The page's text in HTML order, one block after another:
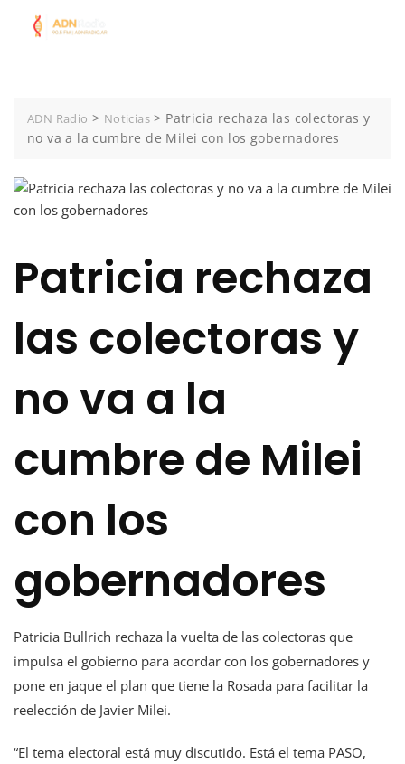
ADN Radio > Noticias > Patricia rechaza las colectoras y
no va a la cumbre de Milei con los gobernadores
Patricia rechaza
las colectoras y
no va a la
cumbre de Milei
con los
gobernadores
Patricia Bullrich rechaza la vuelta de las colectoras que
impulsa el gobierno para acordar con los gobernadores y
pone en jaque el plan que tiene la Rosada para facilitar la
reelección de Javier Milei.
“El tema electoral está muy discutido. Está el tema PASO,